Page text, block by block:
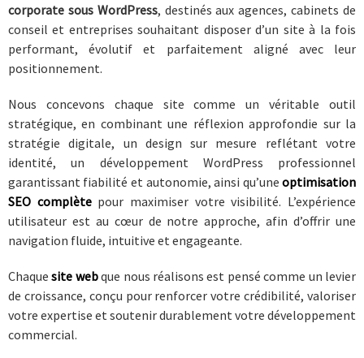
corporate sous WordPress, destinés aux agences, cabinets de
conseil et entreprises souhaitant disposer d’un site à la fois
performant, évolutif et parfaitement aligné avec leur
positionnement.
Nous concevons chaque site comme un véritable outil
stratégique, en combinant une réflexion approfondie sur la
stratégie digitale, un design sur mesure reflétant votre
identité, un développement WordPress professionnel
garantissant fiabilité et autonomie, ainsi qu’uneoptimisation
SEO complètepour maximiser votre visibilité. L’expérience
utilisateur est au cœur de notre approche, afin d’offrir une
navigation fluide, intuitive et engageante.
Chaquesite webque nous réalisons est pensé comme un levier
de croissance, conçu pour renforcer votre crédibilité, valoriser
votre expertise et soutenir durablement votre développement
commercial.